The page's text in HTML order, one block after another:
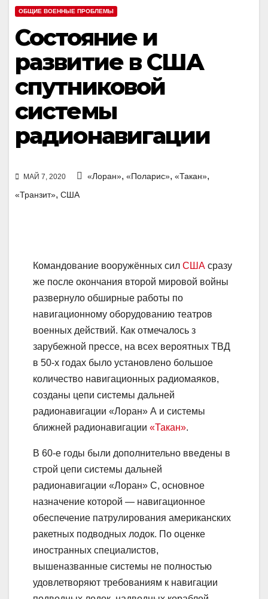
ОБЩИЕ ВОЕННЫЕ ПРОБЛЕМЫ
Состояние и
развитие в США
спутниковой
системы
радионавигации
МАЙ 7, 2020 «Лоран», «Поларис», «Такан»,
«Транзит», США
Командование вооружённых сил США сразу
же после окончания второй мировой войны
развернуло обширные работы по
навигационному оборудованию театров
военных действий. Как отмечалось з
зарубежной прессе, на всех вероятных ТВД
в 50-х годах было установлено большое
количество навигационных радиомаяков,
созданы цепи системы дальней
радионавигации «Лоран» А и системы
ближней радионавигации «Такан».
В 60-е годы были дополнительно введены в
строй цепи системы дальней
радионавигации «Лоран» С, основное
назначение которой — навигационное
обеспечение патрулирования американских
ракетных подводных лодок. По оценке
иностранных специалистов,
вышеназванные системы не полностью
удовлетворяют требованиям к навигации